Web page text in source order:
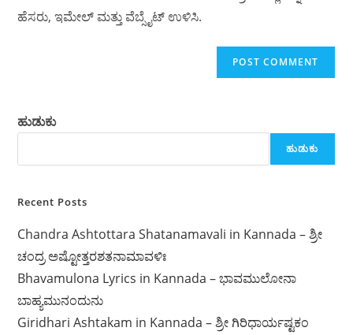
ಹೆಸರು, ಇಮೇಲ್ ಮತ್ತು ವೆಬ್ಸೈಟ್ ಉಳಿಸಿ.
ಹುಡುಕು
ಹುಡುಕು
Recent Posts
Chandra Ashtottara Shatanamavali in Kannada – ಶ್ರೀ
ಚಂದ್ರ ಅಷ್ಟೋತ್ತರಶತನಾಮಾವಳಿಃ
Bhavamulona Lyrics in Kannada – ಭಾವಮುಲೋನಾ
ಬಾಹ್ಯಮುನಂದುನು
Giridhari Ashtakam in Kannada – ಶ್ರೀ ಗಿರಿಧಾರ್ಯಷ್ಟಕಂ